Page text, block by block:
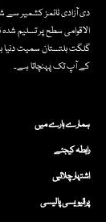
دی آزادی ٹائمز کشمیر سے
الاقوامی سطح پر تسلیم شدہ
گلگت بلتستان سمیت دنیا
کے آپ تک پہنچاتا ہے۔
ہمارے بارے میں
رابطہ کیجئے
اشتہار چلائیں
پرائیویسی پالیسی